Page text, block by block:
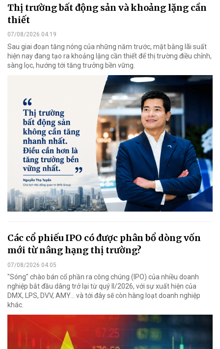
Thị trường bất động sản và khoảng lặng cần
thiết
07/08/2026 04:19
Sau giai đoạn tăng nóng của những năm trước, mặt bằng lãi suất
hiện nay đang tạo ra khoảng lặng cần thiết để thị trường điều chỉnh,
sàng lọc, hướng tới tăng trưởng bền vững.
Các cổ phiếu IPO có được phân bổ dòng vốn
mới từ nâng hạng thị trường?
07/08/2026 04:05
"Sóng" chào bán cổ phần ra công chúng (IPO) của nhiều doanh
nghiệp bắt đầu dâng trở lại từ quý II/2026, với sự xuất hiện của
DMX, LPS, DVV, AMY... và tới đây sẽ còn hàng loạt doanh nghiệp
khác.